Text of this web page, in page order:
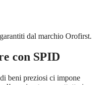
dal marchio Orofirst.
con SPID
beni preziosi ci impone